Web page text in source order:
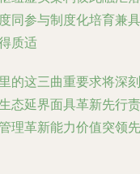
同参与制度化培育兼具
质适
的这三曲重要求将深刻
态延界面具革新先行责
理革新能力价值突领先